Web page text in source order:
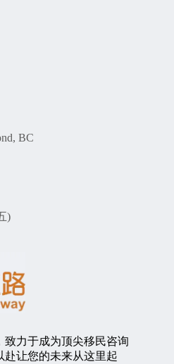
BC
)
力于成为顶尖移民咨询
赴让您的未来从这里起